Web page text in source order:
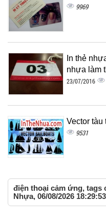
9969
In thẻ
nhựa làm
23/07/2016
Vector tàu
9531
điện thoại cảm ứng, tags
Nhựa, 06/08/2026 18:29:53